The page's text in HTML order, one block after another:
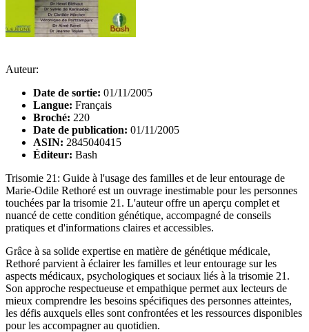
Auteur:
Date de sortie: 01/11/2005
Langue: Français
Broché: 220
Date de publication: 01/11/2005
ASIN: 2845040415
Éditeur: Bash
Trisomie 21: Guide à l'usage des familles et de leur entourage de
Marie-Odile Rethoré est un ouvrage inestimable pour les personnes
touchées par la trisomie 21. L'auteur offre un aperçu complet et
nuancé de cette condition génétique, accompagné de conseils
pratiques et d'informations claires et accessibles.
Grâce à sa solide expertise en matière de génétique médicale,
Rethoré parvient à éclairer les familles et leur entourage sur les
aspects médicaux, psychologiques et sociaux liés à la trisomie 21.
Son approche respectueuse et empathique permet aux lecteurs de
mieux comprendre les besoins spécifiques des personnes atteintes,
les défis auxquels elles sont confrontées et les ressources disponibles
pour les accompagner au quotidien.